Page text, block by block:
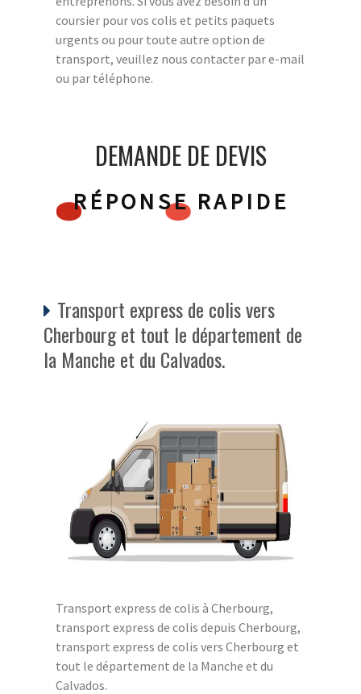
coursier pour vos colis et petits paquets
urgents ou pour toute autre option de
transport, veuillez nous contacter par e-mail
ou par téléphone.
DEMANDE DE DEVIS
RÉPONSE RAPIDE
Transport express de colis vers
Cherbourg et tout le département de
la Manche et du Calvados.
Transport express de colis à Cherbourg,
transport express de colis depuis Cherbourg,
transport express de colis vers Cherbourg et
tout le département de la Manche et du
Calvados.